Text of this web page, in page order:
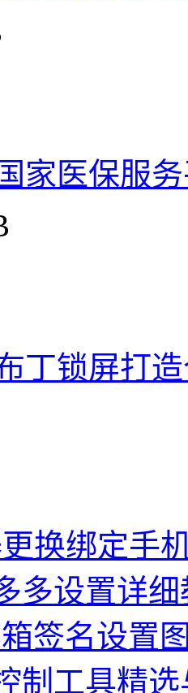
家医保服
丁锁屏打
换绑定手
多设置详细
签名设置
制工具精